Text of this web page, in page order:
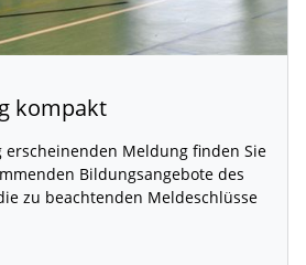
kompakt
erscheinenden Meldung finden Sie
Bildungsangebote des
zu beachtenden Meldeschlüsse